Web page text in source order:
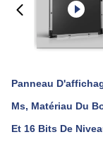
Panneau
Ms, Matériau Du
Et 16 Bits De